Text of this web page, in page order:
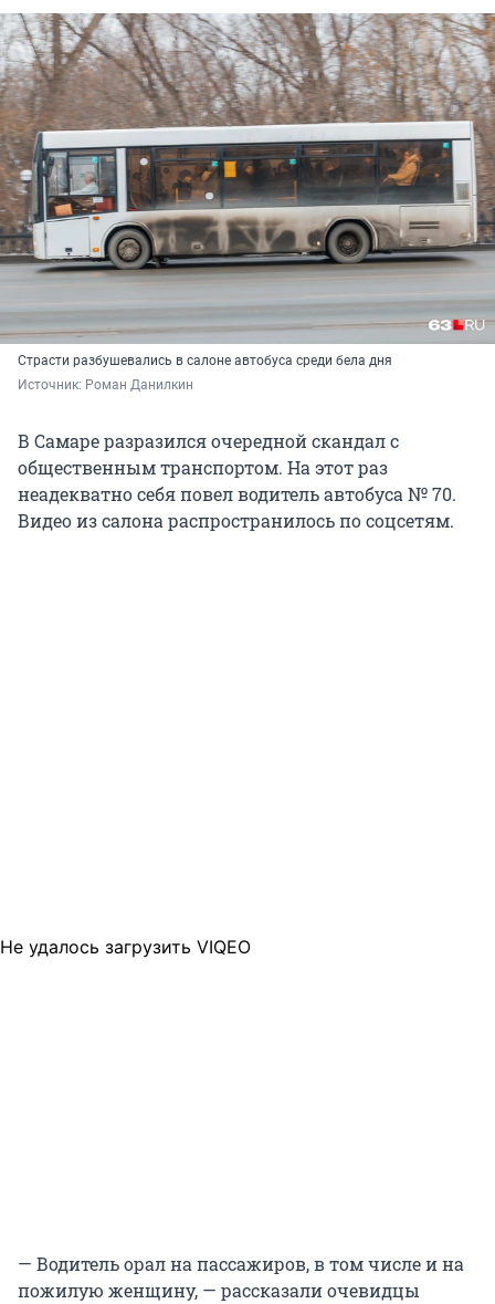
Страсти разбушевались в салоне автобуса среди бела дня
Источник: Роман Данилкин
В Самаре разразился очередной скандал с
общественным транспортом. На этот раз
неадекватно себя повел водитель автобуса № 70.
Видео из салона распространилось по соцсетям.
Не удалось загрузить VIQEO
— Водитель орал на пассажиров, в том числе и на
пожилую женщину, — рассказали очевидцы